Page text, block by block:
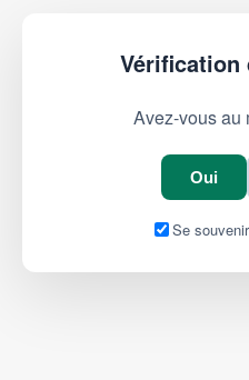
Vérification
Avez-vous au
Oui
Se